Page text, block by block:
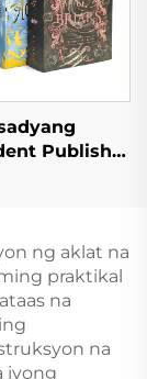
Publisher
Edges
na Libro na
Jacket
ng aklat na
praktikal
na
na
iyong